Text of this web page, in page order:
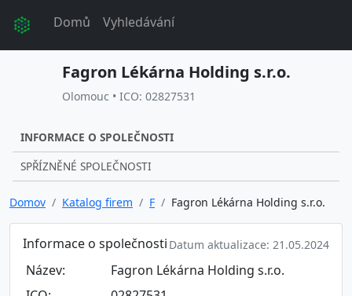
Domů Vyhledávání
Fagron Lékárna Holding s.r.o.
Olomouc • ICO: 02827531
INFORMACE O SPOLEČNOSTI
SPŘÍZNĚNÉ SPOLEČNOSTI
Domov Katalog firem F Fagron Lékárna Holding s.r.o.
Informace o společnosti Datum aktualizace: 21.05.2024
Název:
Fagron Lékárna Holding s.r.o.